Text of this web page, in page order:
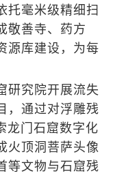
托毫米级精细扫
敬善寺、药方
源库建设，为每
究院开展流失
，通过对浮雕残
龙门石窟数字化
火顶洞菩萨头像
等文物与石窟残